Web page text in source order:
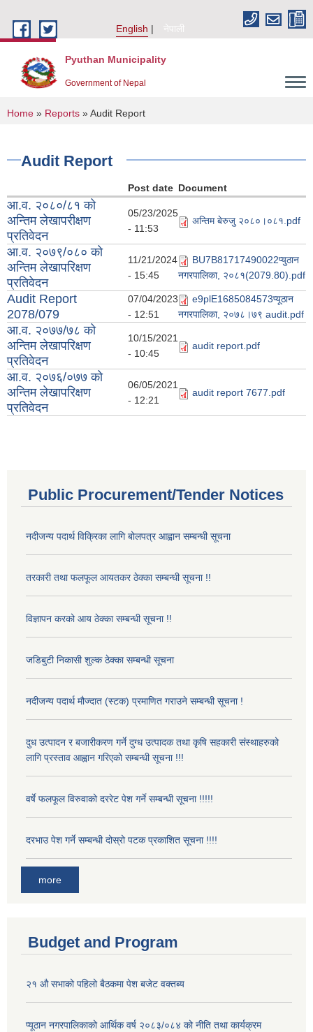
English
नेपाली
Pyuthan Municipality
Government of Nepal
You are here
Home » Reports » Audit Report
Audit Report
Post date Document
आ.व. २०८०/८१ को
अन्तिम लेखापरीक्षण
प्रतिवेदन
05/23/2025
- 11:53
अन्तिम बेरुजु २०८०।०८१.pdf
आ.व. २०७९/०८० को
अन्तिम लेखापरिक्षण
प्रतिवेदन
11/21/2024
- 15:45
BU7B81717490022प्युठान
नगरपालिका, २०८१(2079.80).pdf
Audit Report
2078/079
07/04/2023
- 12:51
e9plE1685084573प्यूठान
नगरपालिका, २०७८।७९ audit.pdf
आ.व. २०७७/७८ को
अन्तिम लेखापरिक्षण
प्रतिवेदन
10/15/2021
- 10:45
audit report.pdf
आ.व. २०७६/०७७ को
अन्तिम लेखापरिक्षण
प्रतिवेदन
06/05/2021
- 12:21
audit report 7677.pdf
Public Procurement/Tender Notices
नदीजन्य पदार्थ विक्रिका लागि बोलपत्र आह्वान सम्बन्धी सूचना
तरकारी तथा फलफूल आयतकर ठेक्का सम्बन्धी सूचना !!
विज्ञापन करको आय ठेक्का सम्बन्धी सूचना !!
जडिबुटी निकासी शुल्क ठेक्का सम्बन्धी सूचना
नदीजन्य पदार्थ मौज्दात (स्टक) प्रमाणित गराउने सम्बन्धी सूचना !
दुध उत्पादन र बजारीकरण गर्ने दुग्ध उत्पादक तथा कृषि सहकारी संस्थाहरुको
लागि प्रस्ताव आह्वान गरिएको सम्बन्धी सूचना !!!
वर्षे फलफूल विरुवाको दररेट पेश गर्ने सम्बन्धी सूचना !!!!!
दरभाउ पेश गर्ने सम्बन्धी दोस्रो पटक प्रकाशित सूचना !!!!
more
Budget and Program
२१ औ सभाको पहिलो बैठकमा पेश बजेट वक्तब्य
प्यूठान नगरपालिकाको आर्थिक वर्ष २०८३/०८४ को नीति तथा कार्यक्रम